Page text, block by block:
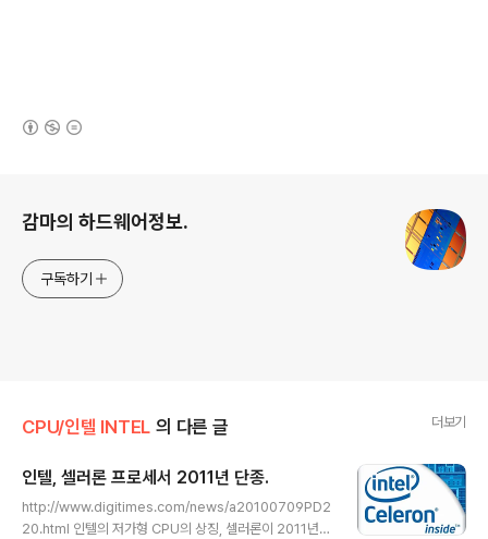
감마의 하드웨어정보.
구독하기
CPU/인텔 INTEL 의 다른 글 더보기
인텔, 셀러론 프로세서 2011년 단종.
http://www.digitimes.com/news/a20100709PD2
20.html 인텔의 저가형 CPU의 상징, 셀러론이 2011년을